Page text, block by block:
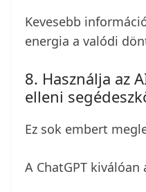
Kevesebb
energia a valódi
8. Használja az
elleni
Ez sok embert
A ChatGPT kiválóan